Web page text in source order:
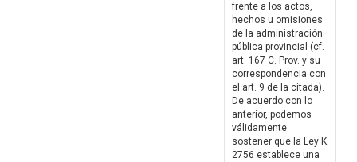
frente a los actos,
hechos u omisiones
de la administración
pública provincial (cf.
art. 167 C. Prov. y su
correspondencia con
el art. 9 de la citada).
De acuerdo con lo
anterior, podemos
válidamente
sostener que la Ley K
2756 establece una